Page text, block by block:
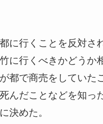
に行くことを反対さ
に行くべきかどうか
都で商売をしていた
んだことなどを知っ
決めた。